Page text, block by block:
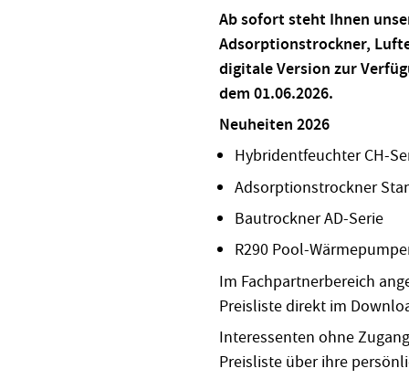
Ab sofort steht Ihnen
Adsorptionstrockner,
digitale Version zur
dem 01.06.2026.
Neuheiten 2026
Hybridentfeuchter CH-
Adsorptionstrockner
Bautrockner AD-Serie
R290 Pool-
Im Fachpartnerbereich
Preisliste direkt im
Interessenten ohne
Preisliste über ihre